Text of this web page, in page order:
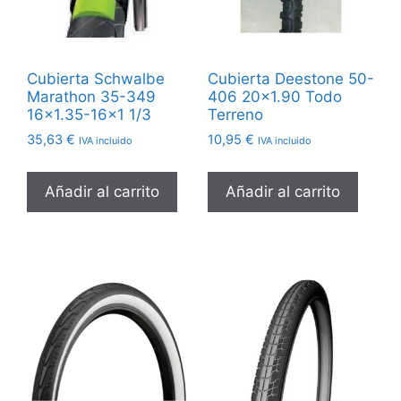
Cubierta Schwalbe
Marathon 35-349
16×1.35-16×1 1/3
35,63 € IVA incluido
Añadir al carrito
Cubierta Deestone 50-
406 20×1.90 Todo
Terreno
10,95 € IVA incluido
Añadir al carrito